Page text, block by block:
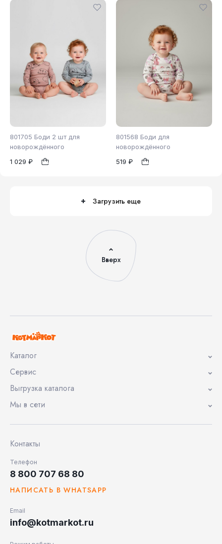
801705 Боди 2 шт для
новорождённого
1 029 ₽
62 74
801568 Боди для
новорождённого
519 ₽
62
Загрузить еще
Вверх
Каталог
Сервис
Выгрузка каталога
Мы в сети
Контакты
Телефон
8 800 707 68 80
НАПИСАТЬ В WHATSAPP
Email
info@kotmarkot.ru